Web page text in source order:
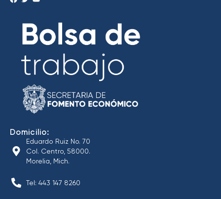
Domicilio:
Eduardo Ruiz No. 70
Col. Centro, 58000.
Morelia, Mich.
Tel: 443 147 8260